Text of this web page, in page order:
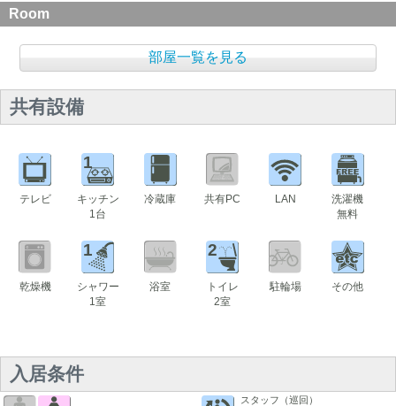
Room
部屋一覧を見る
共有設備
テレビ
1
キッチン
1台
冷蔵庫 共有PC LAN
洗濯機
無料
乾燥機
1
シャワー
1室
浴室
2
トイレ
2室
駐輪場 その他
入居条件
スタッフ（巡回）